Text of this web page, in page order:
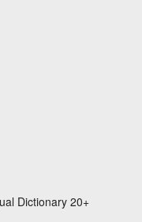
Dictionary 20+